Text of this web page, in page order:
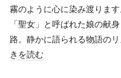
霧のように心に染み渡ります
「聖女」と呼ばれた娘の献
路。静かに語られる物語の
きを読む